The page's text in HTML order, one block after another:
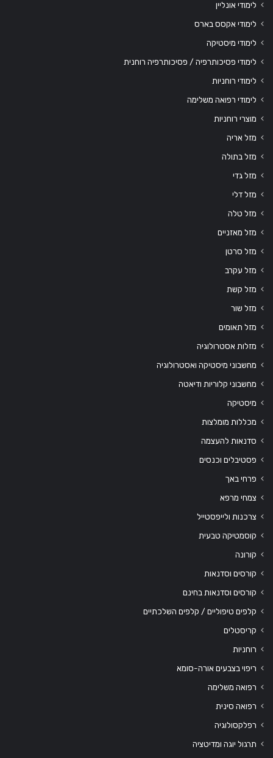
לימודי אונליין
לימודי אקסס בארס
לימודי מיסטיקה
לימודי פסיכותרפיה / פסיכותרפיה רוחנית
לימודי רוחניות
לימודי רפואה משלימה
מוצרי רוחניות
מזל אריה
מזל בתולה
מזל גדי
מזל דלי
מזל טלה
מזל מאזניים
מזל סרטן
מזל עקרב
מזל קשת
מזל שור
מזל תאומים
מזלות אסטרולוגיה
מחשבוני מיסטיקה ואסטרולוגיה
מחשבוני קלוריות ודיאטה
מיסטיקה
מכללות מומלצות
סדנאות להעצמה
פסטיבלים וכנסים
פרחי באך
צמחי מרפא
צרכנות ולייפסטייל
קוסמטיקה טבעית
קורונה
קורסים וסדנאות
קורסים וסדנאות בחינם
קלפים טיפוליים / קלפים השלכתיים
קריסטלים
רוחניות
ריפוי בצבעים אורה-סומא
רפואה משלימה
רפואה סינית
רפלקסולוגיה
תרגול יוגה ומדיטציה